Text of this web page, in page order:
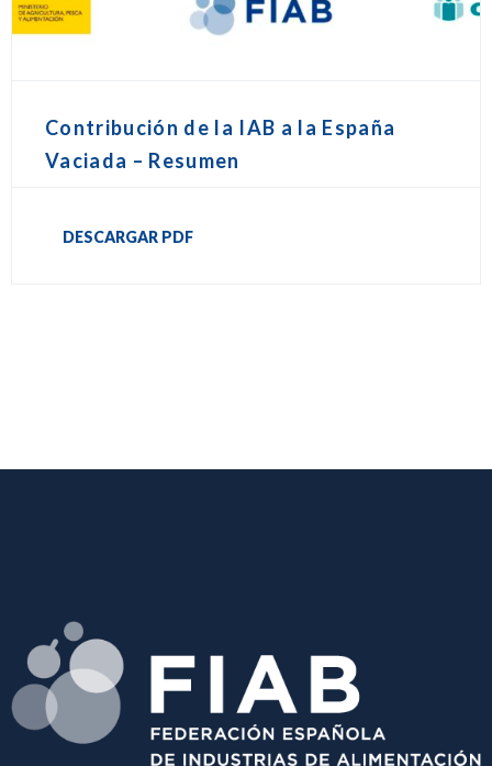
Contribución de la IAB a la España
Vaciada – Resumen
DESCARGAR PDF